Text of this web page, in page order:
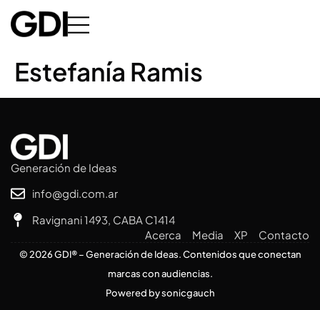
Estefanía Ramis
Generación de Ideas
info@gdi.com.ar
Ravignani 1493, CABA C1414
Acerca
Media XP Contacto
© 2026 GDI® – Generación de Ideas. Contenidos que conectan
marcas con audiencias.
Powered by sonicgauch